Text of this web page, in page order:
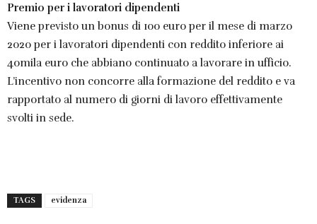
Premio per i lavoratori dipendenti
Viene previsto un bonus di 100 euro per il mese di marzo
2020 per i lavoratori dipendenti con reddito inferiore ai
40mila euro che abbiano continuato a lavorare in ufficio.
L’incentivo non concorre alla formazione del reddito e va
rapportato al numero di giorni di lavoro effettivamente
svolti in sede.
TAGS evidenza